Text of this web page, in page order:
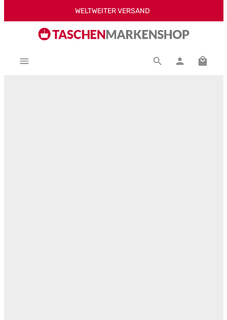
Zum Hauptinhalt springenWELTWEITER VERSAND